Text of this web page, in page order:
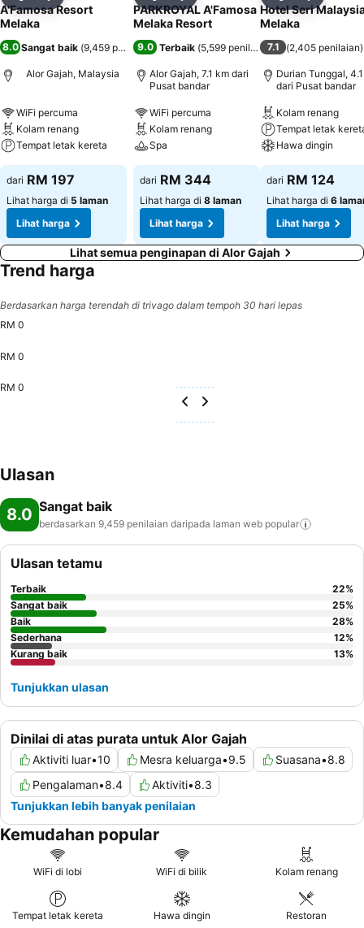
A'Famosa Resort
Melaka
8.0 Sangat baik (9,459 penilaian)
Alor Gajah, Malaysia
WiFi percuma
Kolam renang
Tempat letak kereta
dari RM 197
Lihat harga di 5 laman
Lihat harga
PARKROYAL A'Famosa
Melaka Resort
9.0 Terbaik (5,599 penilaian)
Alor Gajah, 7.1 km dari
Pusat bandar
WiFi percuma
Kolam renang
Spa
dari RM 344
Lihat harga di 8 laman
Lihat harga
Hotel Seri
Melaka
7.1 (2,405 penilaian)
Durian Tunggal,
dari Pusat bandar
Kolam renang
Tempat letak
Hawa dingin
dari RM 124
Lihat harga di 6
Lihat harga
Lihat semua penginapan di Alor Gajah
Trend harga
Berdasarkan harga terendah di trivago dalam tempoh 30 hari lepas
RM 0
RM 0
RM 0
Ulasan
8.0 Sangat baik
berdasarkan 9,459 penilaian daripada laman web popular
Dinilai di atas purata untuk Alor Gajah
Aktiviti luar•10 Mesra keluarga•9.5 Suasana•8.8
Pengalaman•8.4 Aktiviti•8.3
Tunjukkan lebih banyak penilaian
Ulasan tetamu
Terbaik 22%
Sangat baik
25%
Baik
28%
Sederhana
12%
Kurang baik
13%
Tunjukkan ulasan
Kemudahan popular
WiFi di lobi WiFi di bilik Kolam renang
Tempat letak kereta Hawa dingin Restoran